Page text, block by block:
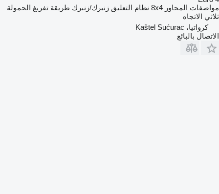
مواصفات المحاور 8x4 نظام التعليق زنبرك/زنبرك طريقة تفريغ الحمولة
ثلاثي الاتجاه
كرواتيا، Kaštel Sućurac
الاتصال بالبائع